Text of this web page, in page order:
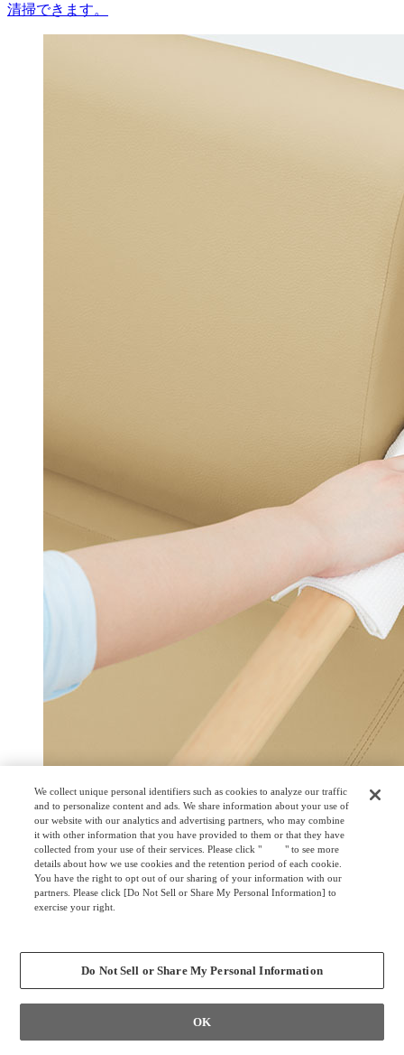
清掃できます。
肘も奥までひと拭きで清掃できる設計です。
We collect unique personal identifiers such as cookies to analyze our traffic
and to personalize content and ads. We share information about your use of
our website with our analytics and advertising partners, who may combine
it with other information that you have provided to them or that they have
collected from your use of their services. Please click "
here" to see more
details about how we use cookies and the retention period of each cookie.
You have the right to opt out of our sharing of your information with our
partners. Please click [Do Not Sell or Share My Personal Information] to
exercise your right.
Do Not Sell or Share My Personal Information
OK